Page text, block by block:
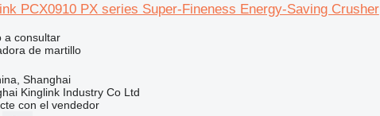
PCX0910 PX series Super-Fineness Energy-Saving Crusher
a consultar
de martillo
Shanghai
Kinglink Industry Co Ltd
con el vendedor